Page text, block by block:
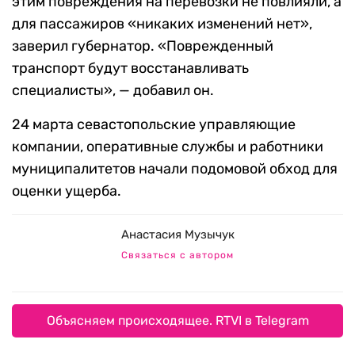
для пассажиров «никаких изменений нет»,
заверил губернатор. «Поврежденный
транспорт будут восстанавливать
специалисты», — добавил он.
24 марта севастопольские управляющие
компании, оперативные службы и работники
муниципалитетов начали подомовой обход для
оценки ущерба.
Анастасия Музычук
Связаться с автором
Объясняем происходящее. RTVI в Telegram